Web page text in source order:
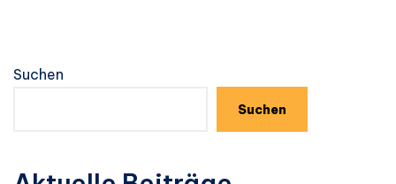
Suchen
Suchen